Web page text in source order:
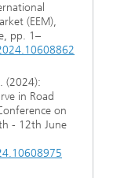
(EEM),
pp. 1–
(2024):
in Road
on
- 12th June